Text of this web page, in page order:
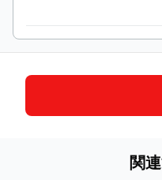
関